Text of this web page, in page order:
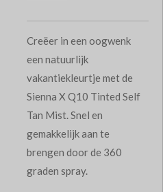
Creëer in een oogwenk
een natuurlijk
vakantiekleurtje met de
Sienna X Q10 Tinted Self
Tan Mist. Snel en
gemakkelijk aan te
brengen door de 360
graden spray.